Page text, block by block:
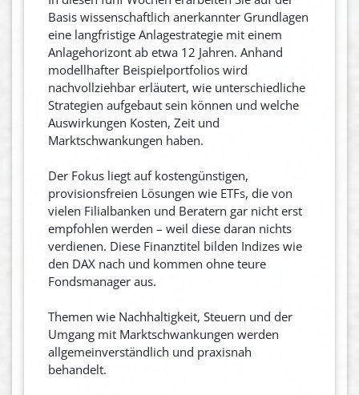
Basis wissenschaftlich anerkannter Grundlagen
eine langfristige Anlagestrategie mit einem
Anlagehorizont ab etwa 12 Jahren. Anhand
modellhafter Beispielportfolios wird
nachvollziehbar erläutert, wie unterschiedliche
Strategien aufgebaut sein können und welche
Auswirkungen Kosten, Zeit und
Marktschwankungen haben.
Der Fokus liegt auf kostengünstigen,
provisionsfreien Lösungen wie ETFs, die von
vielen Filialbanken und Beratern gar nicht erst
empfohlen werden – weil diese daran nichts
verdienen. Diese Finanztitel bilden Indizes wie
den DAX nach und kommen ohne teure
Fondsmanager aus.
Themen wie Nachhaltigkeit, Steuern und der
Umgang mit Marktschwankungen werden
allgemeinverständlich und praxisnah
behandelt.